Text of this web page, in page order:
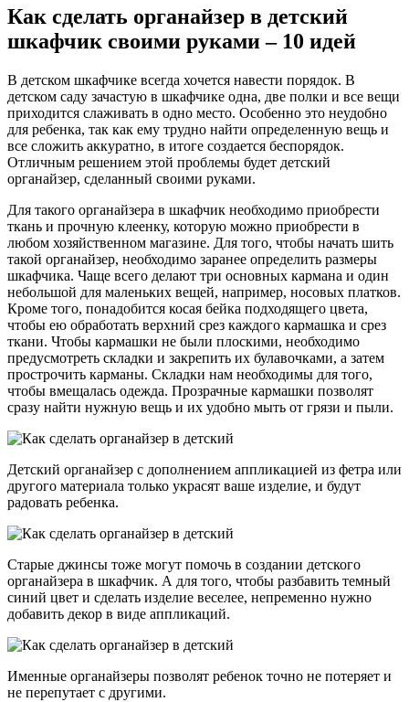
Как сделать органайзер в детский
шкафчик своими руками – 10 идей
В детском шкафчике всегда хочется навести порядок. В
детском саду зачастую в шкафчике одна, две полки и все вещи
приходится слаживать в одно место. Особенно это неудобно
для ребенка, так как ему трудно найти определенную вещь и
все сложить аккуратно, в итоге создается беспорядок.
Отличным решением этой проблемы будет детский
органайзер, сделанный своими руками.
Для такого органайзера в шкафчик необходимо приобрести
ткань и прочную клеенку, которую можно приобрести в
любом хозяйственном магазине. Для того, чтобы начать шить
такой органайзер, необходимо заранее определить размеры
шкафчика. Чаще всего делают три основных кармана и один
небольшой для маленьких вещей, например, носовых платков.
Кроме того, понадобится косая бейка подходящего цвета,
чтобы ею обработать верхний срез каждого кармашка и срез
ткани. Чтобы кармашки не были плоскими, необходимо
предусмотреть складки и закрепить их булавочками, а затем
прострочить карманы. Складки нам необходимы для того,
чтобы вмещалась одежда. Прозрачные кармашки позволят
сразу найти нужную вещь и их удобно мыть от грязи и пыли.
Детский органайзер с дополнением аппликацией из фетра или
другого материала только украсят ваше изделие, и будут
радовать ребенка.
Старые джинсы тоже могут помочь в создании детского
органайзера в шкафчик. А для того, чтобы разбавить темный
синий цвет и сделать изделие веселее, непременно нужно
добавить декор в виде аппликаций.
Именные органайзеры позволят ребенок точно не потеряет и
не перепутает с другими.